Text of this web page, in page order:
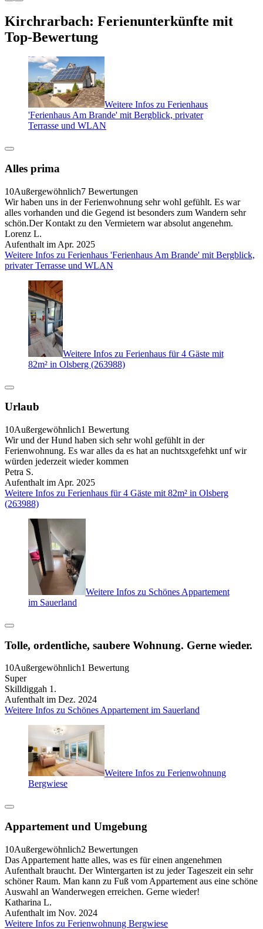
Kirchrarbach: Ferienunterkünfte mit
Top-Bewertung
Weitere Infos zu Ferienhaus
'Ferienhaus Am Brande' mit Bergblick, privater
Terrasse und WLAN
Alles prima
10Außergewöhnlich7 Bewertungen
Wir haben uns in der Ferienwohnung sehr wohl gefühlt. Es war
alles vorhanden und die Gegend ist besonders zum Wandern sehr
schön.Der Kontakt zu den Vermietern war absolut angenehm.
Lorenz L.
Aufenthalt im Apr. 2025
Weitere Infos zu Ferienhaus 'Ferienhaus Am Brande' mit Bergblick,
privater Terrasse und WLAN
Weitere Infos zu Ferienhaus für 4 Gäste mit
82m² in Olsberg (263988)
Urlaub
10Außergewöhnlich1 Bewertung
Wir und der Hund haben sich sehr wohl gefühlt in der
Ferienwohnung. Es war alles da es hat an nuchtsxgefehkt unf wir
würden jederzeit wieder kommen
Petra S.
Aufenthalt im Apr. 2025
Weitere Infos zu Ferienhaus für 4 Gäste mit 82m² in Olsberg
(263988)
Weitere Infos zu Schönes Appartement
im Sauerland
Tolle, ordentliche, saubere Wohnung. Gerne wieder.
10Außergewöhnlich1 Bewertung
Super
Skilldiggah 1.
Aufenthalt im Dez. 2024
Weitere Infos zu Schönes Appartement im Sauerland
Weitere Infos zu Ferienwohnung
Bergwiese
Appartement und Umgebung
10Außergewöhnlich2 Bewertungen
Das Appartement hatte alles, was es für einen angenehmen
Aufenthalt braucht. Der Wintergarten ist zu jeder Tageszeit ein sehr
schöner Raum. Man kann zu Fuß vom Appartement aus eine schöne
Auswahl an Wanderwegen erreichen. Gerne wieder!
Katharina L.
Aufenthalt im Nov. 2024
Weitere Infos zu Ferienwohnung Bergwiese